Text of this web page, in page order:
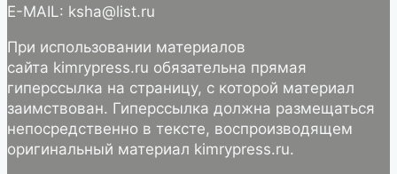
E-MAIL: ksha@list.ru
При использовании материалов
сайта kimrypress.ru обязательна прямая
гиперссылка на страницу, с которой материал
заимствован. Гиперссылка должна размещаться
непосредственно в тексте, воспроизводящем
оригинальный материал kimrypress.ru.